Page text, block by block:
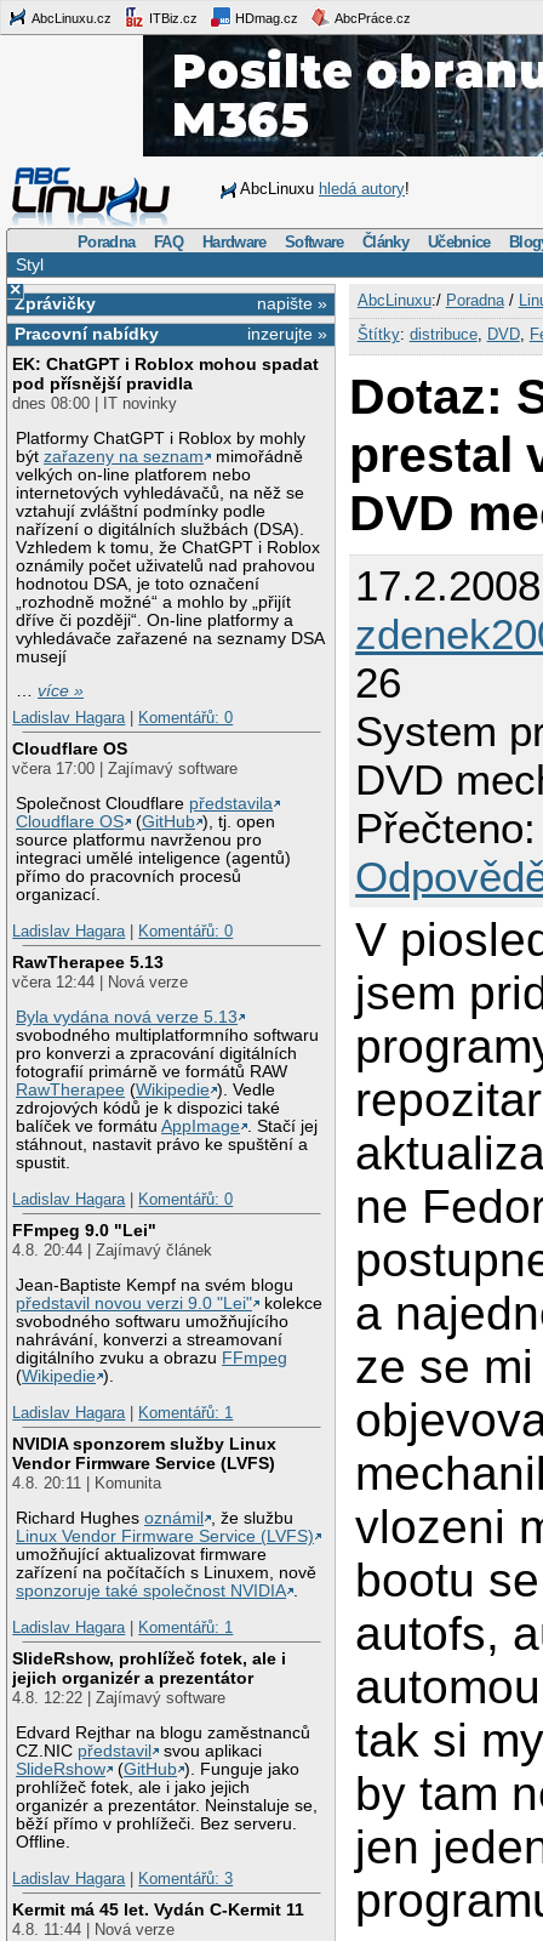
AbcLinuxu.cz ITBiz.cz HDmag.cz AbcPráce.cz
AbcLinuxu hledá autory!
Poradna FAQ Hardware Software Články Učebnice
Styl
×
napište »
Zprávičky
inzerujte »
Pracovní nabídky
EK: ChatGPT i Roblox mohou spadat
pod přísnější pravidla
dnes 08:00 | IT novinky
Platformy ChatGPT i Roblox by mohly
býtzařazeny na seznam
mimořádně
velkých on-line platforem nebo
internetových vyhledávačů, na něž se
vztahují zvláštní podmínky podle
nařízení o digitálních službách (DSA).
Vzhledem k tomu, že ChatGPT i Roblox
oznámily počet uživatelů nad prahovou
hodnotou DSA, je toto označení
„rozhodně možné“ a mohlo by „přijít
dříve či později“. On-line platformy a
vyhledávače zařazené na seznamy DSA
musejí
…více »
Ladislav Hagara
Komentářů: 0
Cloudflare OS
včera 17:00 | Zajímavý software
Společnost Cloudflare představila
Cloudflare OS
(GitHub ), tj. open
source platformu navrženou pro
integraci umělé inteligence (agentů)
přímo do pracovních procesů
organizací.
Ladislav Hagara
Komentářů: 0
RawTherapee 5.13
včera 12:44 | Nová verze
Byla vydána nová verze 5.13
svobodného multiplatformního softwaru
pro konverzi a zpracování digitálních
fotografií primárně ve formátů RAW
RawTherapee (Wikipedie ). Vedle
zdrojových kódů je k dispozici také
balíček ve formátuAppImage . Stačí jej
stáhnout, nastavit právo ke spuštění a
spustit.
Ladislav Hagara
Komentářů: 0
FFmpeg 9.0 "Lei"
4.8. 20:44 | Zajímavý článek
Jean-Baptiste Kempf na svém blogu
představil novou verzi 9.0 "Lei"
kolekce
svobodného softwaru umožňujícího
nahrávání, konverzi a streamovaní
digitálního zvuku a obrazu FFmpeg
(Wikipedie ).
Ladislav Hagara
Komentářů: 1
NVIDIA sponzorem služby Linux
Vendor Firmware Service (LVFS)
4.8. 20:11 | Komunita
Richard Hughesoznámil
, že službu
Linux Vendor Firmware Service (LVFS)
umožňující aktualizovat firmware
zařízení na počítačích s Linuxem, nově
sponzoruje také společnost NVIDIA .
Ladislav Hagara | Komentářů: 1
SlideRshow, prohlížeč fotek, ale i
jejich organizér a prezentátor
4.8. 12:22 | Zajímavý software
Edvard Rejthar na blogu zaměstnanců
CZ.NIC představil
svou aplikaci
SlideRshow
(GitHub ). Funguje jako
prohlížeč fotek, ale i jako jejich
organizér a prezentátor. Neinstaluje se,
běží přímo v prohlížeči. Bez serveru.
Offline.
Ladislav Hagara | Komentářů: 3
Kermit má 45 let. Vydán C-Kermit 11
4.8. 11:44 | Nová verze
AbcLinuxu:/ Poradna/
Štítky: distribuce, DVD,
Dotaz:
prestal
DVD
26
System
DVD
V
jsem
ne
a
ze se
vlozeni
bootu
autofs,
tak si
by tam
jen